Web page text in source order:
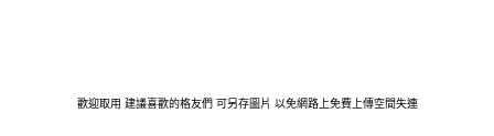
歡迎取用 建議喜歡的格友們 可另存圖片 以免網路上免費上傳空間失連